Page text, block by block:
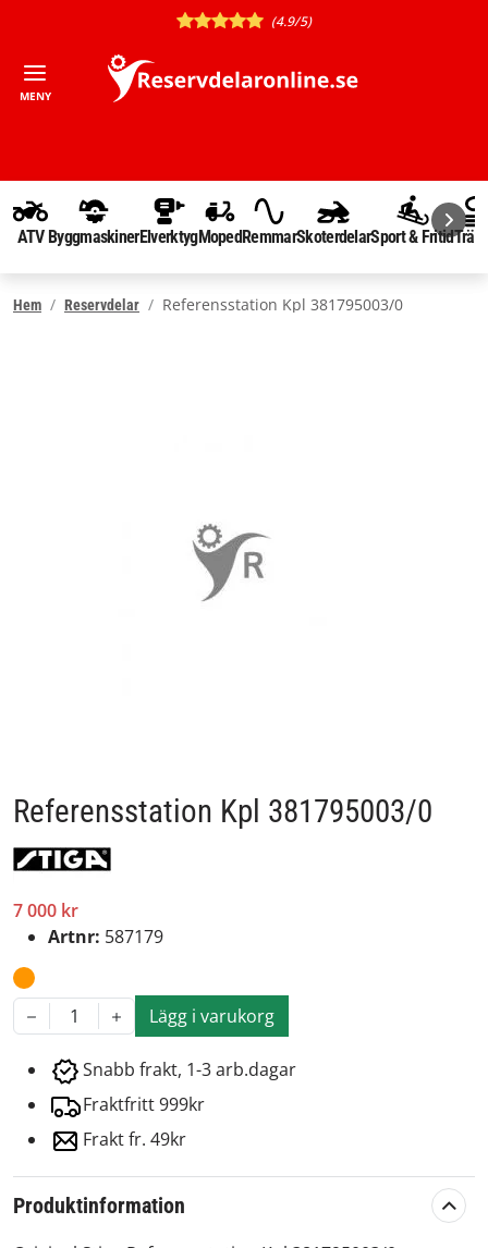
(4.9/5)
MENY
ATV ByggmaskinerElverktygMopedRemmarSkoterdelarSport & Fritid
Hem Reservdelar Referensstation Kpl 381795003/0
Referensstation Kpl 381795003/0
7 000 kr
Artnr: 587179
1 Lägg i varukorg
Snabb frakt, 1-3 arb.dagar
Fraktfritt 999kr
Frakt fr. 49kr
Produktinformation